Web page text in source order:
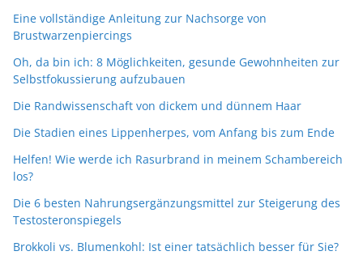
Eine vollständige Anleitung zur Nachsorge von
Brustwarzenpiercings
Oh, da bin ich: 8 Möglichkeiten, gesunde Gewohnheiten zur
Selbstfokussierung aufzubauen
Die Randwissenschaft von dickem und dünnem Haar
Die Stadien eines Lippenherpes, vom Anfang bis zum Ende
Helfen! Wie werde ich Rasurbrand in meinem Schambereich
los?
Die 6 besten Nahrungsergänzungsmittel zur Steigerung des
Testosteronspiegels
Brokkoli vs. Blumenkohl: Ist einer tatsächlich besser für Sie?